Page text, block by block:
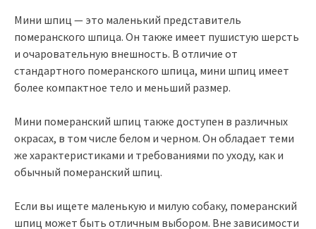
Мини шпиц — это маленький представитель
померанского шпица. Он также имеет пушистую шерсть
и очаровательную внешность. В отличие от
стандартного померанского шпица, мини шпиц имеет
более компактное тело и меньший размер.
Мини померанский шпиц также доступен в различных
окрасах, в том числе белом и черном. Он обладает теми
же характеристиками и требованиями по уходу, как и
обычный померанский шпиц.
Если вы ищете маленькую и милую собаку, померанский
шпиц может быть отличным выбором. Вне зависимости